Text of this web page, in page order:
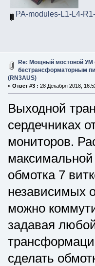
PA-modules-L1-L4-
Re: Мощный мостовой УМ
бестрансформаторным
(RN3AUS)
« Ответ #3 : 28 Декабря 2018,
Выходной
сердечниках
мониторов.
обмотка 7
независимых
можно
задавая
сделать